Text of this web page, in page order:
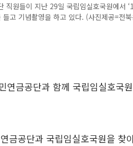
원들이 지난 29일 국립임실호국원에서
고 기념촬영을 하고 있다. (사진제공=전
연금공단과 함께 국립임실호국
금공단과 국립임실호국원을 찾